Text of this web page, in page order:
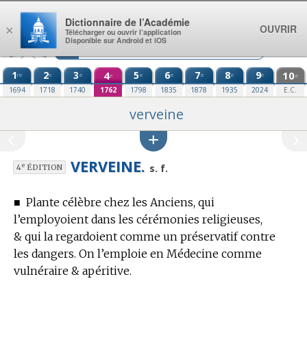
Aller au contenu
1re
1694
2e
1718
3e
1740
4e
1762
5e
1798
6e
1835
7e
1878
8e
1935
9e
2024
10e
E.C.
verveine
4eÉDITION VERVEINE. s. f.
■ Plante célèbre chez les Anciens, qui
l’employoient dans les cérémonies religieuses,
& qui la regardoient comme un préservatif contre
les dangers. On l’emploie en Médecine comme
vulnéraire & apéritive.
×
Dictionnaire de l’Académie
Télécharger ou ouvrir l’application
Disponible sur Android et iOS
OUVRIR